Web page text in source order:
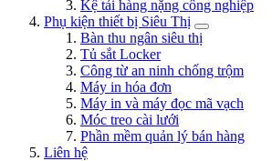
Kệ tải hàng nặng công nghiệp
Phụ kiện thiết bị Siêu Thị
Bàn thu ngân siêu thị
Tủ sắt Locker
Công từ an ninh chống trộm
Máy in hóa đơn
Máy in và máy đọc mã vạch
Móc treo cài lưới
Phần mềm quản lý bán hàng
Liên hệ